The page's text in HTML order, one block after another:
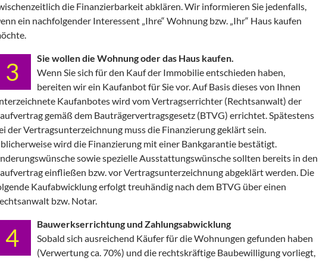
die Finanzierbarkeit abklären. Wir informieren Sie jedenfalls,
ein nachfolgender Interessent „Ihre“ Wohnung bzw. „Ihr“ Haus kaufen
3
Sie wollen die Wohnung oder das Haus kaufen.
Wenn Sie sich für den Kauf der Immobilie entschieden haben,
bereiten wir ein Kaufanbot für Sie vor. Auf Basis dieses von Ihnen
Kaufanbotes wird vom Vertragserrichter (Rechtsanwalt) der
gemäß dem Bauträgervertragsgesetz (BTVG) errichtet. Spätestens
der Vertragsunterzeichnung muss die Finanzierung geklärt sein.
wird die Finanzierung mit einer Bankgarantie bestätigt.
sowie spezielle Ausstattungswünsche sollten bereits in den
einfließen bzw. vor Vertragsunterzeichnung abgeklärt werden. Die
Kaufabwicklung erfolgt treuhändig nach dem BTVG über einen
bzw. Notar.
4
Bauwerkserrichtung und Zahlungsabwicklung
Sobald sich ausreichend Käufer für die Wohnungen gefunden haben
(Verwertung ca. 70%) und die rechtskräftige Baubewilligung vorliegt,